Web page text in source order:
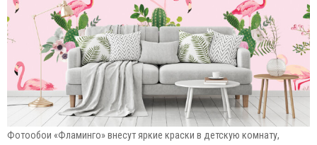
Фотообои «Фламинго» внесут яркие краски в детскую комнату,